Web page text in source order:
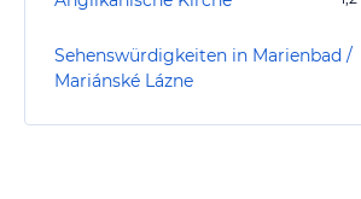
Sehenswürdigkeiten in Marienbad /
Mariánské Lázne